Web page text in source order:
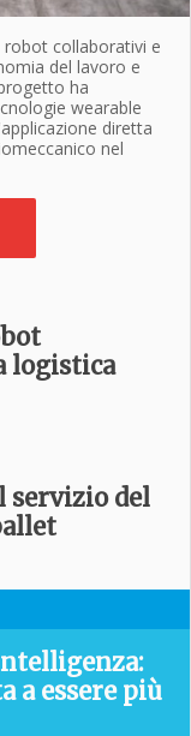
collaborativi e
del lavoro e
ha
wearable
diretta
nel
logistica
servizio del
a essere più